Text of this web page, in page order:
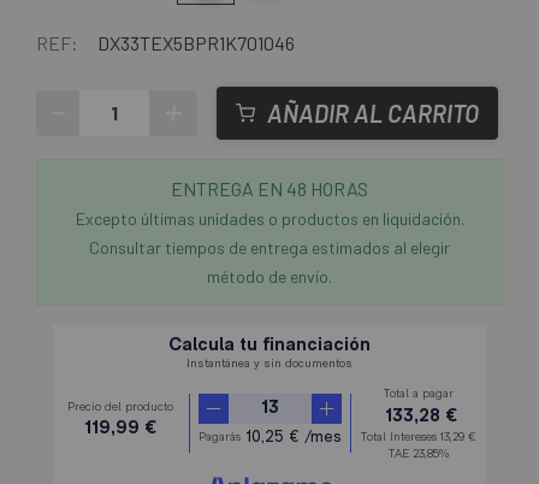
REF: DX33TEX5BPR1K701046
AÑADIR AL CARRITO
ENTREGA EN 48 HORAS
Excepto últimas unidades o productos en liquidación.
Consultar tiempos de entrega estimados al elegir
método de envío.